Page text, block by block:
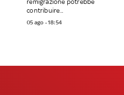
remigrazione potrebbe
contribuire...
05 ago - 18:54